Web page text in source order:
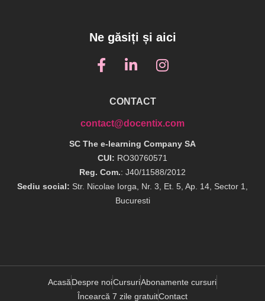
Ne găsiți și aici
CONTACT
contact@docentix.com
SC The e-learning Company SA
CUI: RO30760571
Reg. Com.: J40/11588/2012
Sediu social: Str. Nicolae Iorga, Nr. 3, Et. 5, Ap. 14, Sector 1,
Bucuresti
AcasăDespre noiCursuriAbonamente cursuri
Încearcă 7 zile gratuitContact